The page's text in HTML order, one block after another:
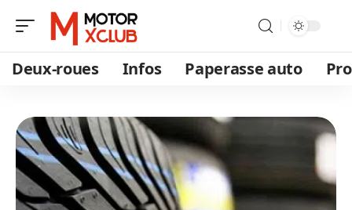
Deux-roues Infos Paperasse auto